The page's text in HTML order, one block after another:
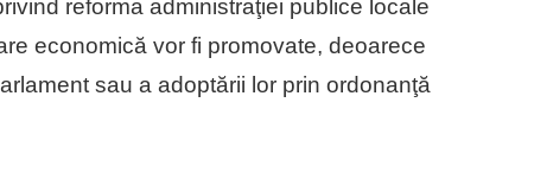
reforma administraţiei publice locale
economică vor fi promovate, deoarece
sau a adoptării lor prin ordonanţă